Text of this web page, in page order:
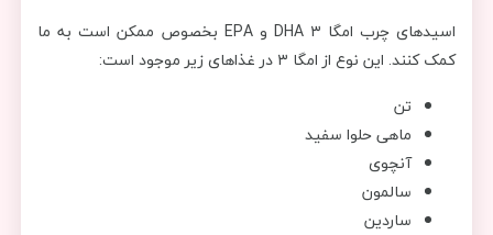
اسیدهای چرب امگا ۳ DHA و EPA بخصوص ممکن است به ما
کمک کنند. این نوع از امگا ۳ در غذاهای زیر موجود است:
تن
ماهی حلوا سفید
آنچوی
سالمون
ساردین